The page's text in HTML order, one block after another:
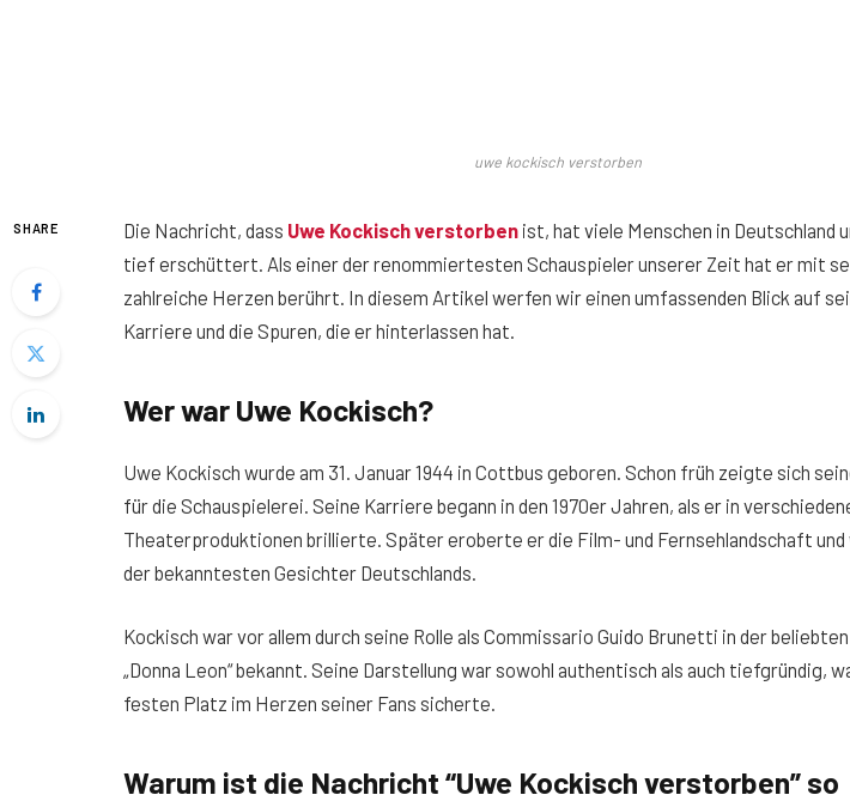
uwe kockisch verstorben
SHARE Die Nachricht, dass Uwe Kockisch verstorben ist, hat viele Menschen in Deutschland
tief erschüttert. Als einer der renommiertesten Schauspieler unserer Zeit hat er mit
zahlreiche Herzen berührt. In diesem Artikel werfen wir einen umfassenden Blick auf
Karriere und die Spuren, die er hinterlassen hat.
Wer war Uwe Kockisch?
Uwe Kockisch wurde am 31. Januar 1944 in Cottbus geboren. Schon früh zeigte sich
für die Schauspielerei. Seine Karriere begann in den 1970er Jahren, als er in
Theaterproduktionen brillierte. Später eroberte er die Film- und Fernsehlandschaft und
der bekanntesten Gesichter Deutschlands.
Kockisch war vor allem durch seine Rolle als Commissario Guido Brunetti in der
„Donna Leon“ bekannt. Seine Darstellung war sowohl authentisch als auch tiefgründig,
festen Platz im Herzen seiner Fans sicherte.
Warum ist die Nachricht “Uwe Kockisch verstorben” so